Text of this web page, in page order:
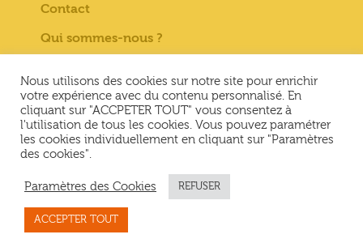
Contact
Qui sommes-nous ?
Mentions Légales
Conditions générales de vente
Conditions Générales d’Utilisation &
Nous utilisons des cookies sur notre site pour enrichir
votre expérience avec du contenu personnalisé. En
cliquant sur "ACCPETER TOUT" vous consentez à
l'utilisation de tous les cookies. Vous pouvez paramétrer
les cookies individuellement en cliquant sur "Paramètres
des cookies".
Paramètres des Cookies REFUSER
ACCEPTER TOUT